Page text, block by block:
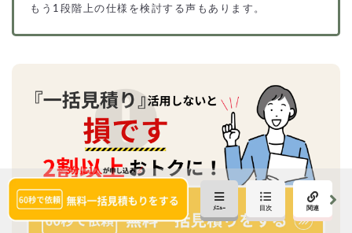
もう1段階上の仕様を検討する声もあります。